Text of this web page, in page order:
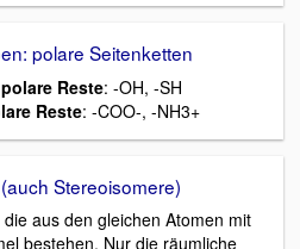
polare Seitenketten
Reste: -OH, -SH
Reste: -COO-, -NH3+
Stereoisomere)
aus den gleichen Atomen mit
bestehen. Nur die räumliche